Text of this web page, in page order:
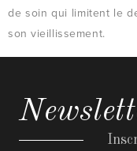
de soin qui limitent le
son vieillissement.